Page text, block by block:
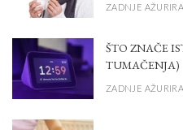
ZADNJE
ŠTO ZNAČE
TUMAČENJA)
ZADNJE